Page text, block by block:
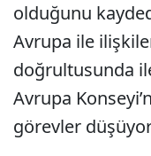
olduğunu
Avrupa ile
doğrultusunda
Avrupa
görevler